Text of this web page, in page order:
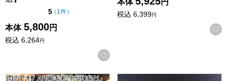
5点（5点満点中）
（ 1件の評価
）
本体 5,800円
税込 6,264円
お気に入りに登録する
税込 6,399円
肉のアオノ A5黒毛和牛切りおとし 800g(400g×2箱)【サマー